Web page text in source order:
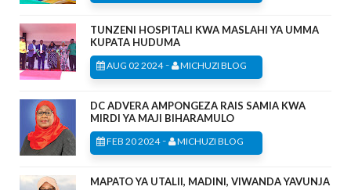
TUNZENI HOSPITALI KWA MASLAHI YA UMMA
KUPATA HUDUMA
AUG 02 2024- MICHUZI BLOG
DC ADVERA AMPONGEZA RAIS SAMIA KWA
MIRDI YA MAJI BIHARAMULO
FEB 20 2024- MICHUZI BLOG
MAPATO YA UTALII, MADINI, VIWANDA YAVUNJA